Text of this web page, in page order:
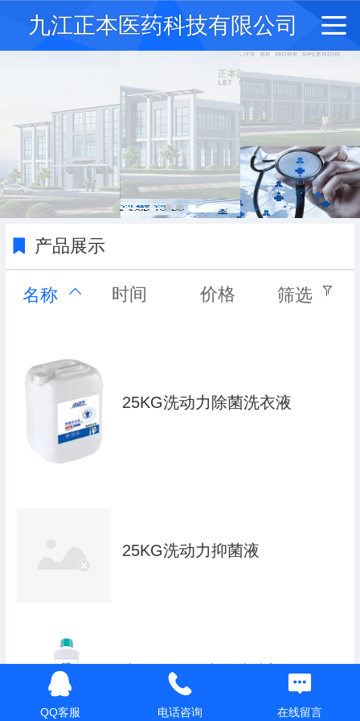
九江正本医药科技有限公司
产品展示
名称 时间 价格 筛选
25KG洗动力除菌洗衣液
25KG洗动力抑菌液
大理石强污速净清洁剂
QQ客服 电话咨询 在线留言